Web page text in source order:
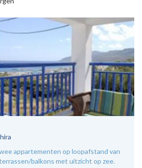
appartementen op loopafstand van
balkons met uitzicht op zee.